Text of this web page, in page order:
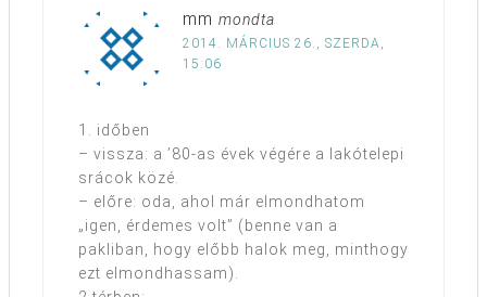
mm mondta
2014. MÁRCIUS 26., SZERDA,
15:06
1. időben
– vissza: a ’80-as évek végére a lakótelepi
srácok közé.
– előre: oda, ahol már elmondhatom
„igen, érdemes volt” (benne van a
pakliban, hogy előbb halok meg, minthogy
ezt elmondhassam).